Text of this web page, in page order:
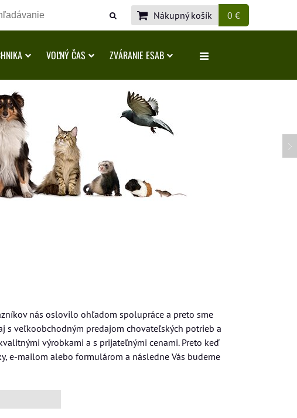
Nákupný košík 0 €
VOĽNÝ ČAS ZVÁRANIE ESAB
nás oslovilo ohľadom spolupráce a preto sme
s veľkoobchodným predajom chovateľských potrieb a
výrobkami a s prijateľnými cenami. Preto keď
e-mailom alebo formulárom a následne Vás budeme